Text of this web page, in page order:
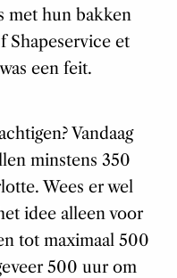
met hun bakken
Shapeservice et
een feit.
Vandaag
minstens 350
Wees er wel
idee alleen voor
tot maximaal 500
500 uur om